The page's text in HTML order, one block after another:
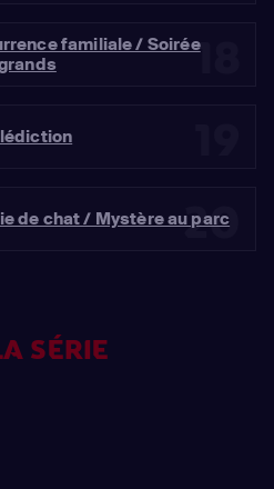
18
familiale / Soirée
20
de chat / Mystère au parc
SÉRIE